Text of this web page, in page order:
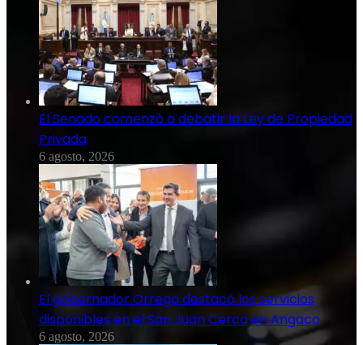
El Senado comenzó a debatir la Ley de Propiedad
Privada
6 agosto, 2026
El gobernador Orrego destacó los servicios
disponibles en el San Juan Cerca en Angaco
6 agosto, 2026